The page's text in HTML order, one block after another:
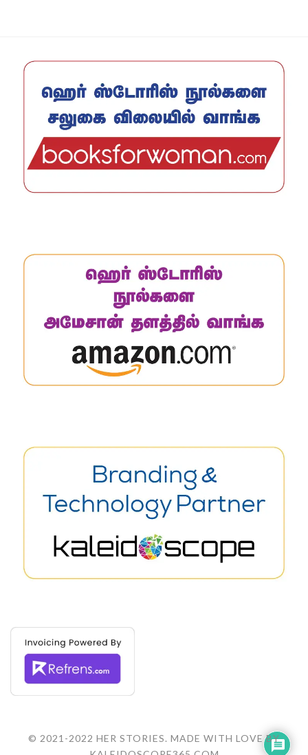
© 2021-2022 HER STORIES. MADE WITH LOVE BY